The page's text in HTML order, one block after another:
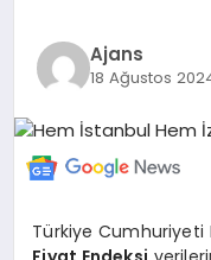
YAŞAM
Ajans
18 Ağustos
Türkiye Cumhuriyeti